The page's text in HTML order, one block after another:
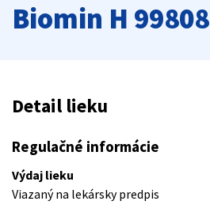
Biomin H 99808
Detail lieku
Regulačné informácie
Výdaj lieku
Viazaný na lekársky predpis